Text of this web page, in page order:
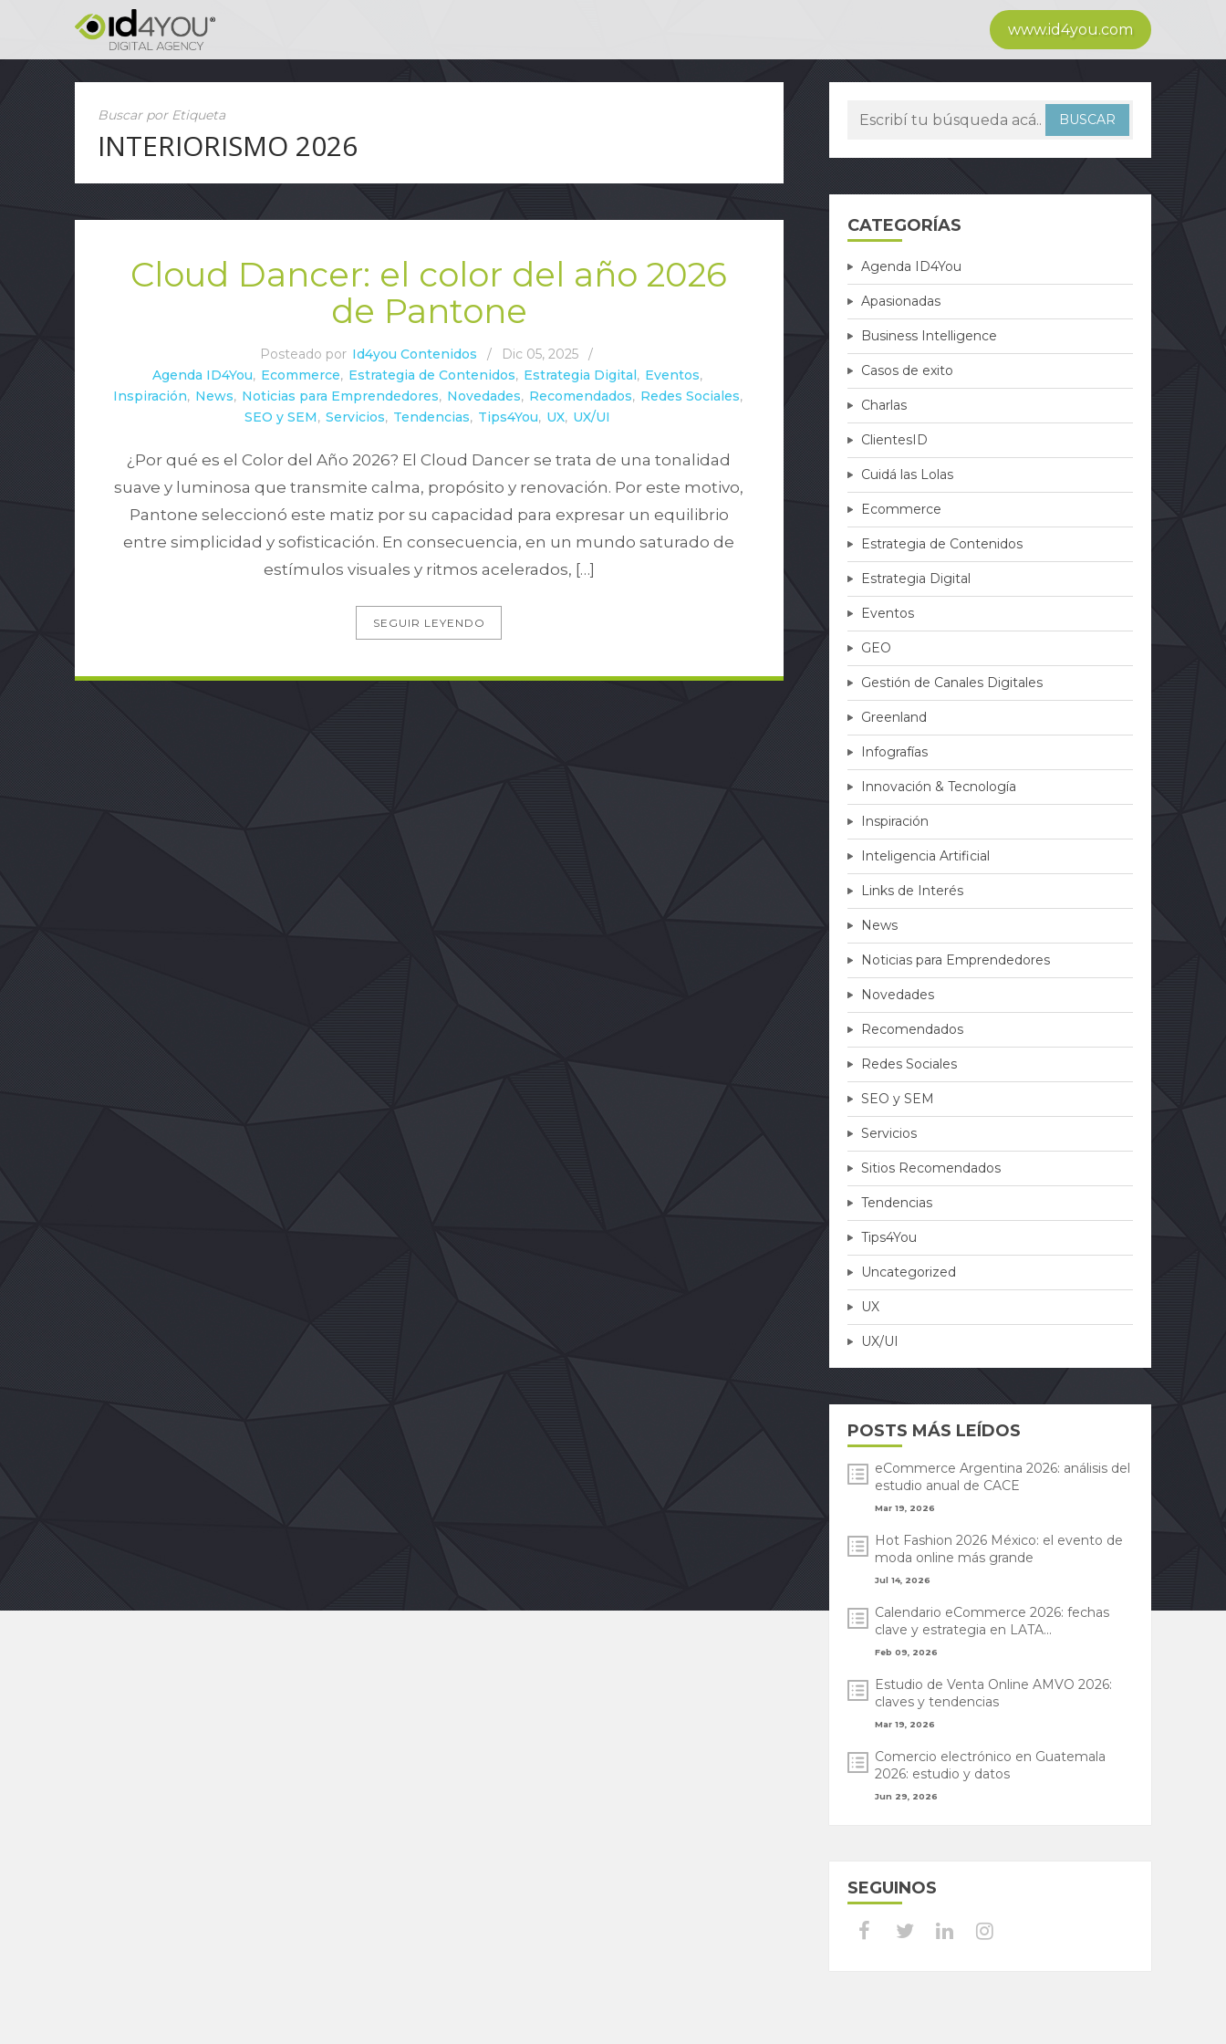
www.id4you.com
Buscar por Etiqueta
INTERIORISMO 2026
Cloud Dancer: el color del año 2026
de Pantone
Posteado por Id4you Contenidos / Dic 05, 2025
/
Agenda ID4You, Ecommerce, Estrategia de Contenidos, Estrategia Digital, Eventos,
Inspiración, News, Noticias para Emprendedores, Novedades, Recomendados, Redes Sociales,
SEO y SEM, Servicios, Tendencias, Tips4You, UX, UX/UI
¿Por qué es el Color del Año 2026? El Cloud Dancer se trata de una tonalidad
suave y luminosa que transmite calma, propósito y renovación. Por este motivo,
Pantone seleccionó este matiz por su capacidad para expresar un equilibrio
entre simplicidad y sofisticación. En consecuencia, en un mundo saturado de
estímulos visuales y ritmos acelerados, […]
SEGUIR LEYENDO
CATEGORÍAS
Agenda ID4You
Apasionadas
Business Intelligence
Casos de exito
Charlas
ClientesID
Cuidá las Lolas
Ecommerce
Estrategia de Contenidos
Estrategia Digital
Eventos
GEO
Gestión de Canales Digitales
Greenland
Infografías
Innovación & Tecnología
Inspiración
Inteligencia Artificial
Links de Interés
News
Noticias para Emprendedores
Novedades
Recomendados
Redes Sociales
SEO y SEM
Servicios
Sitios Recomendados
Tendencias
Tips4You
Uncategorized
UX
UX/UI
POSTS MÁS LEÍDOS
eCommerce Argentina 2026: análisis del
estudio anual de CACE
Mar 19, 2026
Hot Fashion 2026 México: el evento de
moda online más grande
Jul 14, 2026
Calendario eCommerce 2026: fechas
clave y estrategia en LATA...
Feb 09, 2026
Estudio de Venta Online AMVO 2026:
claves y tendencias
Mar 19, 2026
Comercio electrónico en Guatemala
2026: estudio y datos
Jun 29, 2026
SEGUINOS